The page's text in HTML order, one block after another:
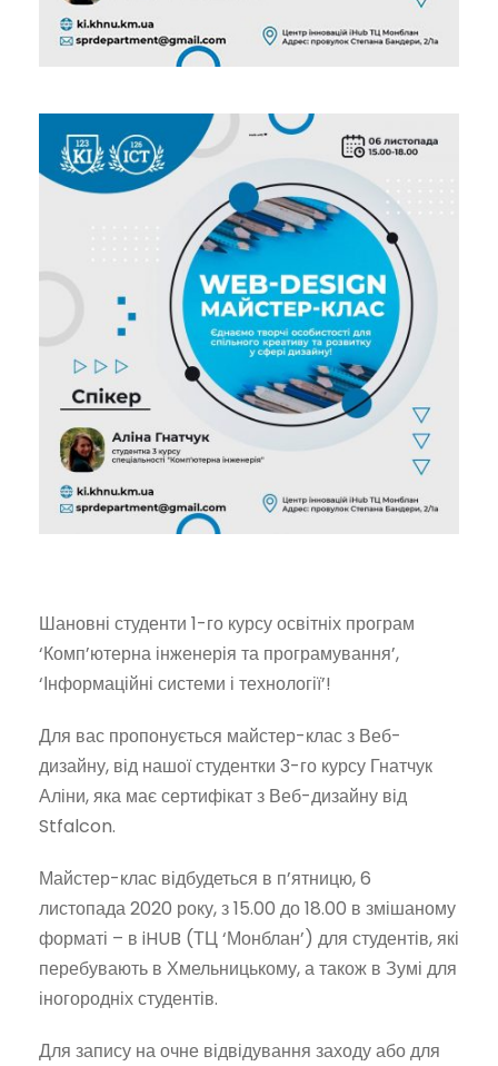
Шановні студенти 1-го курсу освітніх програм
‘Комп’ютерна інженерія та програмування’,
‘Інформаційні системи і технології’!
Для вас пропонується майстер-клас з Веб-
дизайну, від нашої студентки 3-го курсу Гнатчук
Аліни, яка має сертифікат з Веб-дизайну від
Stfalcon.
Майстер-клас відбудеться в п’ятницю, 6
листопада 2020 року, з 15.00 до 18.00 в змішаному
форматі – в iHUB (ТЦ ‘Монблан’) для студентів, які
перебувають в Хмельницькому, а також в Зумі для
іногородніх студентів.
Для запису на очне відвідування заходу або для